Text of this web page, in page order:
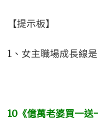
【提示板】
1、女主職場成長線
10 《億萬老婆買一送